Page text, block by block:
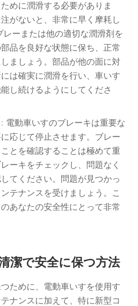
めに潤滑する必要がありま
がないと、非常に早く摩耗し
レーまたは他の適切な潤滑剤を
品を良好な状態に保ち、正常
ましょう。部品が他の面に対
は確実に潤滑を行い、車いす
し続けるようにしてくださ
電動車いすのブレーキは重要な
応じて停止させます。ブレー
とを確認することは極めて重
ーキをチェックし、問題なく
てください。問題が見つかっ
テナンスを受けましょう。こ
あなたの安全性にとって非常
潔で安全に保つ方法
ために、電動車いすを使用す
ナンスに加えて、特に新型コ